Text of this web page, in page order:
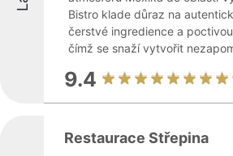
Bistro klade důraz na
čerstvé ingredience a
čímž se snaží vytvořit
9.4
Restaurace Střepina